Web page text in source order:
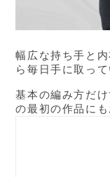
幅広な持ち手と
ら毎日手に取っ
基本の編み方だ
の最初の作品にも